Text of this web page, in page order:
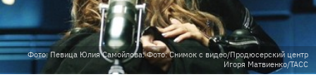
Фото: Певица Юлия Самойлова. Фото: Снимок с видео/Продюсерский центр
Игоря Матвиенко/ТАСС